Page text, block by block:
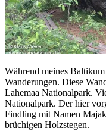
Während meines
Wanderungen. Diese
Lahemaa Nationalpark.
Nationalpark. Der hier
Findling mit Namen
brüchigen Holzstegen.